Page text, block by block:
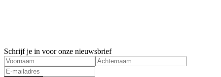
Schrijf je in voor onze nieuwsbrief